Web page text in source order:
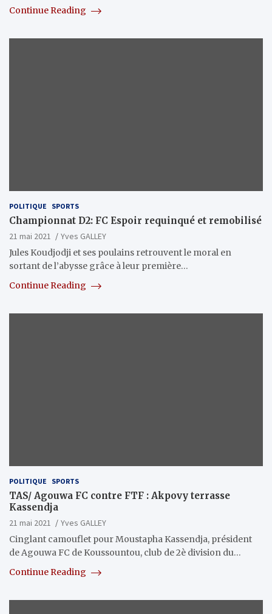
Continue Reading
POLITIQUE SPORTS
Championnat D2: FC Espoir requinqué et remobilisé
21 mai 2021
Yves GALLEY
Jules Koudjodji et ses poulains retrouvent le moral en
sortant de l’abysse grâce à leur première…
Continue Reading
POLITIQUE SPORTS
TAS/ Agouwa FC contre FTF : Akpovy terrasse
Kassendja
21 mai 2021
Yves GALLEY
Cinglant camouflet pour Moustapha Kassendja, président
de Agouwa FC de Koussountou, club de 2è division du…
Continue Reading